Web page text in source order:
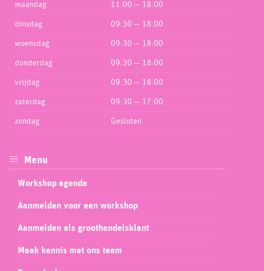
maandag 11:00 — 18:00
dinsdag 09:30 — 18:00
woensdag 09:30 — 18:00
donderdag 09:30 — 18:00
vrijdag 09:30 — 18:00
zaterdag 09:30 — 17:00
zondag Gesloten
Menu
Workshop agenda
Aanmelden voor een workshop
Aanmelden als groothandelsklant
Maak kennis met ons team